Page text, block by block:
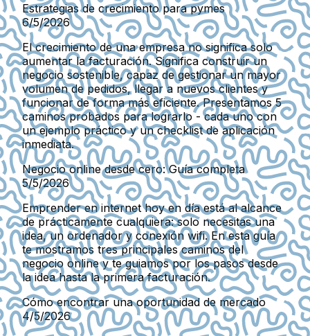
Estrategias de crecimiento para pymes
6/5/2026
El crecimiento de una empresa no significa solo
aumentar la facturación. Significa construir un
negocio sostenible, capaz de gestionar un mayor
volumen de pedidos, llegar a nuevos clientes y
funcionar de forma más eficiente. Presentamos 5
caminos probados para lograrlo - cada uno con
un ejemplo práctico y un checklist de aplicación
inmediata.
Negocio online desde cero: Guía completa
5/5/2026
Emprender en internet hoy en día está al alcance
de prácticamente cualquiera: solo necesitas una
idea, un ordenador y conexión wifi. En esta guía
te mostramos tres principales caminos del
negocio online y te guiamos por los pasos desde
la idea hasta la primera facturación.
Cómo encontrar una oportunidad de mercado
4/5/2026